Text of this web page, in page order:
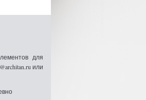
для
или